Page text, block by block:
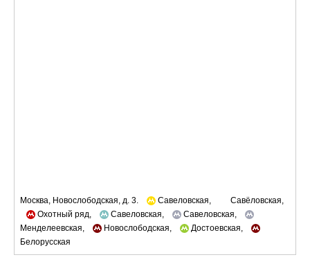
Москва, Новослободская, д. 3. Савеловская,
Савёловская,
Охотный ряд,
Савеловская,
Савеловская,
Менделеевская,
Новослободская,
Достоевская,
Белорусская